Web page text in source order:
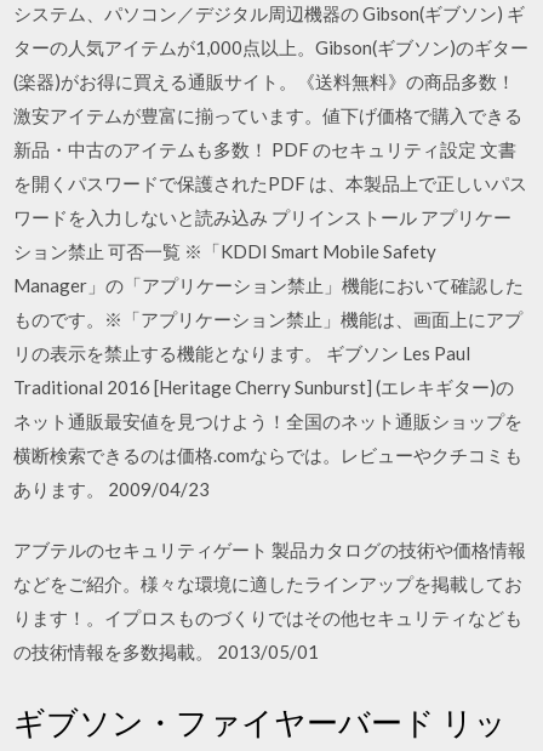
システム、パソコン／デジタル周辺機器の Gibson(ギブソン) ギ
ターの人気アイテムが1,000点以上。Gibson(ギブソン)のギター
(楽器)がお得に買える通販サイト。《送料無料》の商品多数！
激安アイテムが豊富に揃っています。値下げ価格で購入できる
新品・中古のアイテムも多数！ PDF のセキュリティ設定 文書
を開くパスワードで保護されたPDF は、本製品上で正しいパス
ワードを入力しないと読み込み プリインストール アプリケー
ション禁止 可否一覧 ※「KDDI Smart Mobile Safety
Manager」の「アプリケーション禁止」機能において確認した
ものです。※「アプリケーション禁止」機能は、画面上にアプ
リの表示を禁止する機能となります。 ギブソン Les Paul
Traditional 2016 [Heritage Cherry Sunburst] (エレキギター)の
ネット通販最安値を見つけよう！全国のネット通販ショップを
横断検索できるのは価格.comならでは。レビューやクチコミも
あります。 2009/04/23
アブテルのセキュリティゲート 製品カタログの技術や価格情報
などをご紹介。様々な環境に適したラインアップを掲載してお
ります！。イプロスものづくりではその他セキュリティなども
の技術情報を多数掲載。 2013/05/01
ギブソン・ファイヤーバード リッ